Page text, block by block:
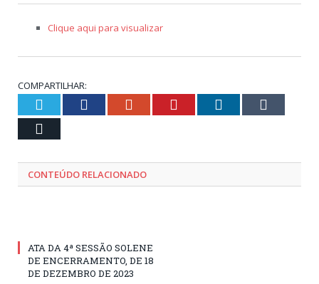
Clique aqui para visualizar
COMPARTILHAR:
Twitter Facebook Google+ Pinterest LinkedIn
CONTEÚDO RELACIONADO
ATA DA 4ª SESSÃO SOLENE
DE ENCERRAMENTO, DE 18
DE DEZEMBRO DE 2023